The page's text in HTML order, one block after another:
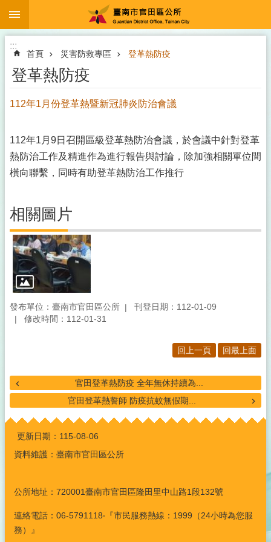
跳到主要內容區塊
:::
首頁 災害防救專區 登革熱防疫
登革熱防疫
112年1月份登革熱暨新冠肺炎防治會議
112年1月9日召開區級登革熱防治會議，於會議中針對登革
熱防治工作及精進作為進行報告與討論，除加強相關單位間
橫向聯繫，同時有助登革熱防治工作推行
相關圖片
發布單位：臺南市官田區公所
刊登日期：112-01-09
修改時間：112-01-31
回上一頁 回最上面
官田登革熱防疫 全年無休持續為...
官田登革熱誓師 防疫抗蚊無假期...
:::
更新日期： 115-08-06
資料維護：臺南市官田區公所
公所地址：720001臺南市官田區隆田里中山路1段132號
連絡電話：06-5791118‧『市民服務熱線：1999（24小時為您服
務）』